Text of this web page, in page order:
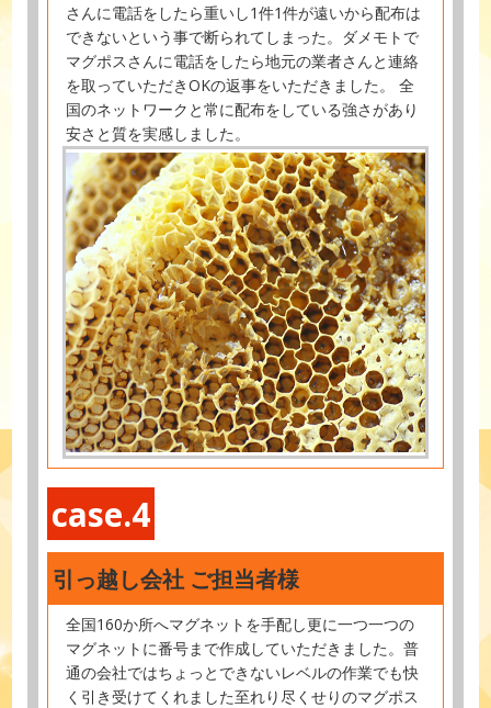
さんに電話をしたら重いし1件1件が遠いから配布は
できないという事で断られてしまった。ダメモトで
マグポスさんに電話をしたら地元の業者さんと連絡
を取っていただきOKの返事をいただきました。 全
国のネットワークと常に配布をしている強さがあり
安さと質を実感しました。
case.4
引っ越し会社 ご担当者様
全国160か所へマグネットを手配し更に一つ一つの
マグネットに番号まで作成していただきました。普
通の会社ではちょっとできないレベルの作業でも快
く引き受けてくれました至れり尽くせりのマグポス